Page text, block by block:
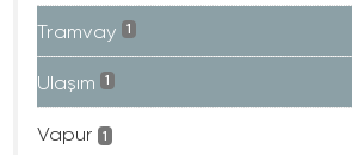
Tramvay 1
Ulaşım 1
Vapur 1